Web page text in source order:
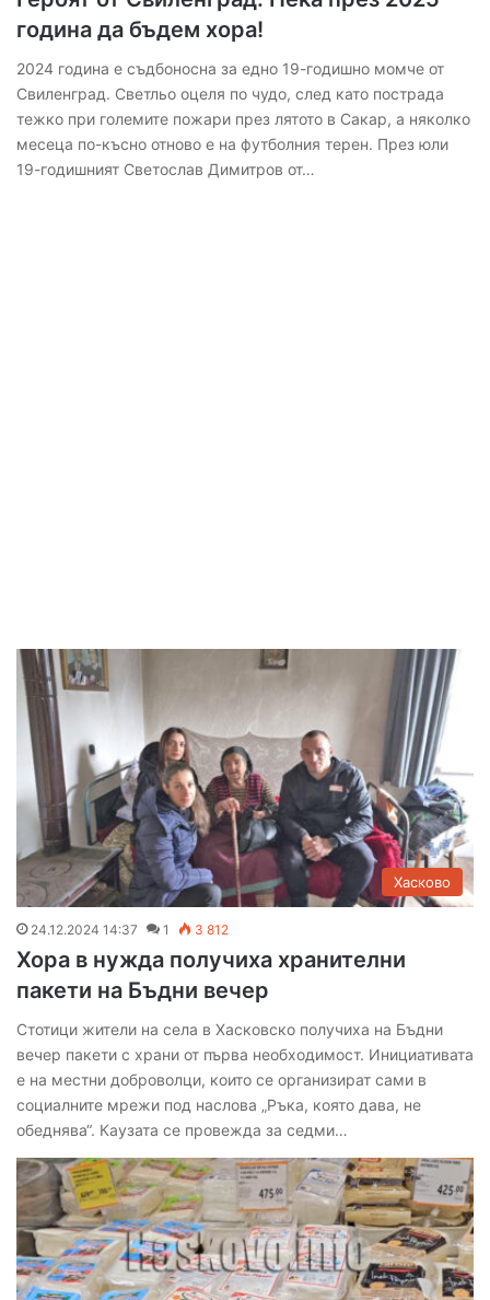
година да бъдем хора!
2024 година е съдбоносна за едно 19-годишно момче от
Свиленград. Светльо оцеля по чудо, след като пострада
тежко при големите пожари през лятото в Сакар, а няколко
месеца по-късно отново е на футболния терен. През юли
19-годишният Светослав Димитров от…
Хасково
24.12.2024 14:37 1 3 812
Хора в нужда получиха хранителни
пакети на Бъдни вечер
Стотици жители на села в Хасковско получиха на Бъдни
вечер пакети с храни от първа необходимост. Инициативата
е на местни доброволци, които се организират сами в
социалните мрежи под наслова „Ръка, която дава, не
обеднява“. Каузата се провежда за седми…